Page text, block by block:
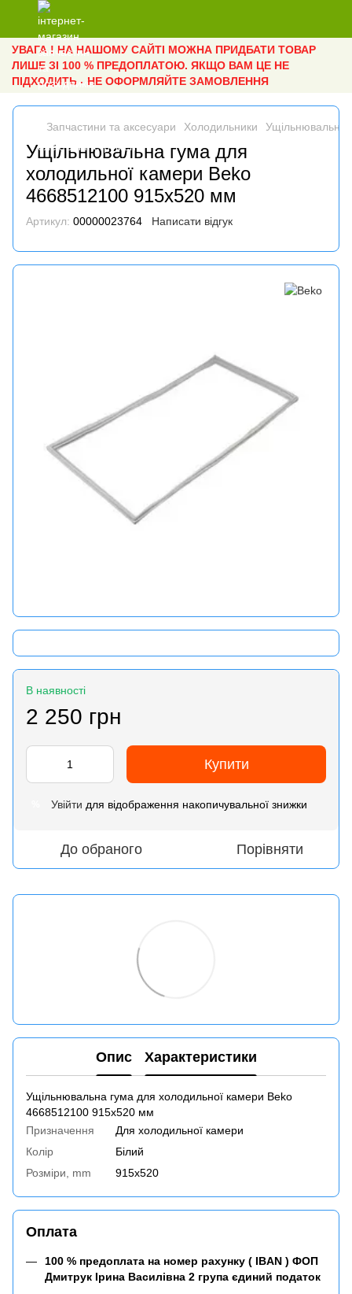
УВАГА ! НА НАШОМУ САЙТІ МОЖНА ПРИДБАТИ ТОВАР
ЛИШЕ ЗІ 100 % ПРЕДОПЛАТОЮ. ЯКЩО ВАМ ЦЕ НЕ
ПІДХОДИТЬ - НЕ ОФОРМЛЯЙТЕ ЗАМОВЛЕННЯ
Запчастини та аксесуари Холодильники Ущільнювальна
Ущільнювальна гума для
холодильної камери Beko
4668512100 915x520 мм
Артикул: 00000023764 Написати відгук
В наявності
2 250 грн
Купити
Увійти для відображення накопичувальної знижки
До обраного Порівняти
Опис Характеристики
Ущільнювальна гума для холодильної камери Beko
4668512100 915x520 мм
Призначення
Для холодильної камери
Колір
Білий
Розміри, mm
915x520
Оплата
100 % предоплата на номер рахунку ( IBAN ) ФОП
Дмитрук Ірина Василівна 2 група єдиний податок